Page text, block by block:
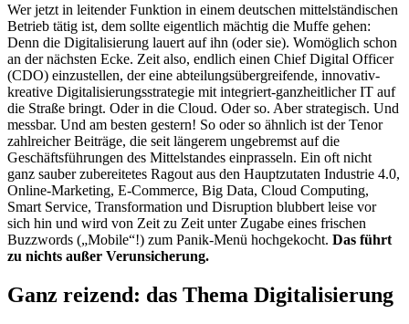
Wer jetzt in leitender Funktion in einem deutschen mittelständischen
Betrieb tätig ist, dem sollte eigentlich mächtig die Muffe gehen:
Denn die Digitalisierung lauert auf ihn (oder sie). Womöglich schon
an der nächsten Ecke. Zeit also, endlich einen Chief Digital Officer
(CDO) einzustellen, der eine abteilungsübergreifende, innovativ-
kreative Digitalisierungsstrategie mit integriert-ganzheitlicher IT auf
die Straße bringt. Oder in die Cloud. Oder so. Aber strategisch. Und
messbar. Und am besten gestern! So oder so ähnlich ist der Tenor
zahlreicher Beiträge, die seit längerem ungebremst auf die
Geschäftsführungen des Mittelstandes einprasseln. Ein oft nicht
ganz sauber zubereitetes Ragout aus den Hauptzutaten Industrie 4.0,
Online-Marketing, E-Commerce, Big Data, Cloud Computing,
Smart Service, Transformation und Disruption blubbert leise vor
sich hin und wird von Zeit zu Zeit unter Zugabe eines frischen
Buzzwords („Mobile“!) zum Panik-Menü hochgekocht. Das führt
zu nichts außer Verunsicherung.
Ganz reizend: das Thema Digitalisierung